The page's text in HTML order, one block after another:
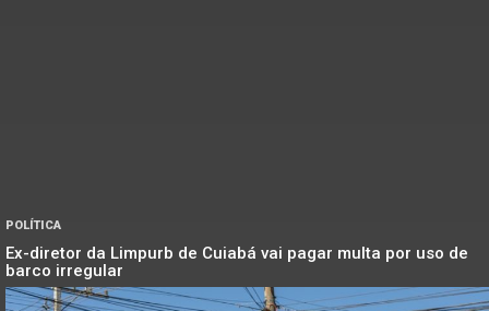
POLÍTICA
Ex-diretor da Limpurb de Cuiabá vai pagar multa por uso de
barco irregular